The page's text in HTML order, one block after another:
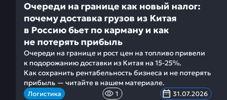
Очереди на границе как новый налог:
почему доставка грузов из Китая
в Россию бьет по карману и как
не потерять прибыль
Очереди на границе и рост цен на топливо привели
к подорожанию доставки из Китая на 15-25%.
Как сохранить рентабельность бизнеса и не потерять
прибыль — читайте в нашем материале.
Логистика 1 31.07.2026